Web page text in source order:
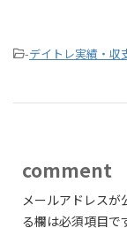
-デイトレ実績・収
comment
メールアドレスが
る欄は必須項目で